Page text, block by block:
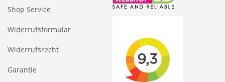
Shop Service
Widerrufsformular
Widerrufsrecht
Garantie